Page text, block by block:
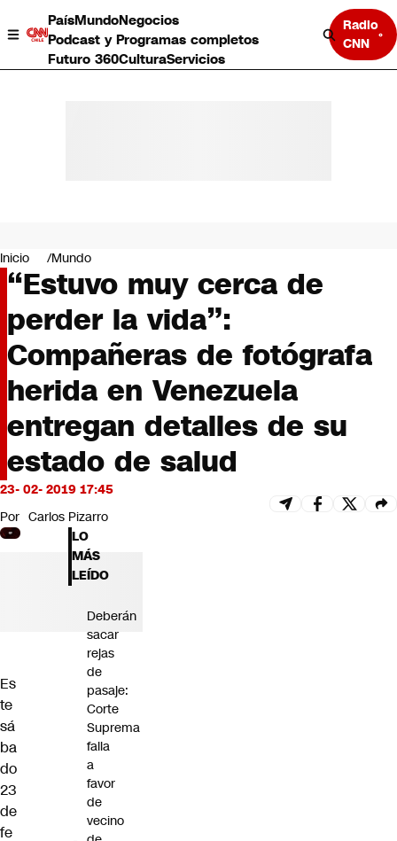
PaísMundoNegocios
Podcast y Programas completos
Futuro 360CulturaServicios
Radio
CNN
Negocios
Deportes
Programas completos
Cultura
Servicios
Bits
CNN Data
CNN tiempo
Futuro 360
Opinión
Inicio Mundo
“Estuvo muy cerca de
perder la vida”:
Compañeras de fotógrafa
herida en Venezuela
entregan detalles de su
estado de salud
23- 02- 2019 17:45
Por Carlos Pizarro
Es
te
sá
ba
do
23
de
fe
LO
MÁS
LEÍDO
Deberán
sacar
rejas
de
pasaje:
Corte
Suprema
falla
a
favor
de
vecino